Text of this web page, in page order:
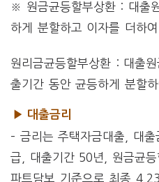
※ 원금균등할부상환 : 대출
하게 분할하고 이자를 더하
원리금균등할부상환 : 대출
출기간 동안 균등하게 분할
▶ 대출금리
– 금리는 주택자금대출, 대
급, 대출기간 50년, 원금균
파트담보 기준으로 최종